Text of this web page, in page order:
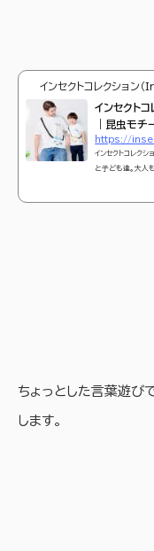
インセクトコレクショ
インセクト
｜昆虫モチ
https://
インセクトコレク
と子ども達。大人
ちょっとした言葉遊び
します。